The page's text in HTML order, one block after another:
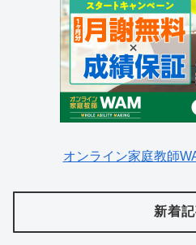
オンライン家庭教師
新着